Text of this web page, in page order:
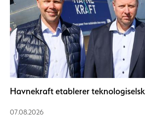
Havnekraft etablerer
07.08.2026